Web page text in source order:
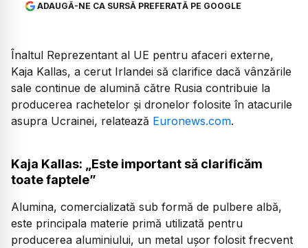
ADAUGĂ-NE CA SURSĂ PREFERATĂ PE GOOGLE
Înaltul Reprezentant al UE pentru afaceri externe,
Kaja Kallas, a cerut Irlandei să clarifice dacă vânzările
sale continue de alumină către Rusia contribuie la
producerea rachetelor și dronelor folosite în atacurile
asupra Ucrainei, relatează Euronews.com.
Kaja Kallas: „Este important să clarificăm
toate faptele”
Alumina, comercializată sub formă de pulbere albă,
este principala materie primă utilizată pentru
producerea aluminiului, un metal ușor folosit frecvent